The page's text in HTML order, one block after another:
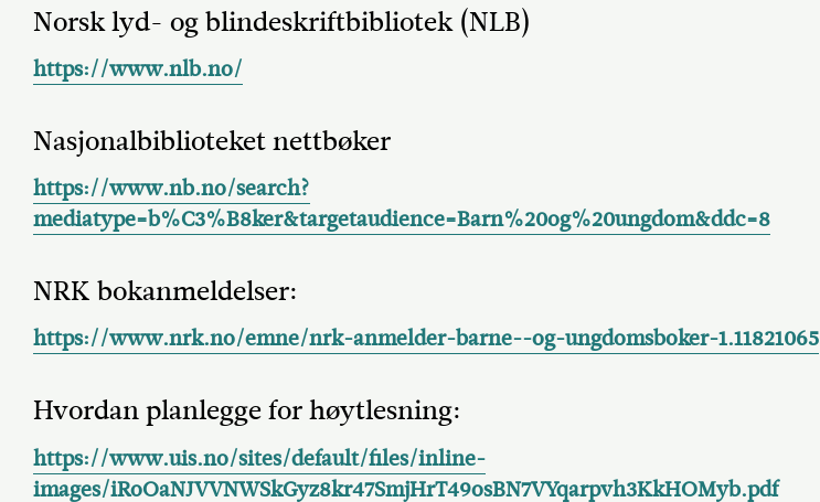
Norsk lyd- og blindeskriftbibliotek (NLB)
https://www.nlb.no/
Nasjonalbiblioteket nettbøker
https://www.nb.no/search?
mediatype=b%C3%B8ker&targetaudience=Barn%20og%20ungdom&ddc=8
NRK bokanmeldelser:
https://www.nrk.no/emne/nrk-anmelder-barne--og-ungdomsboker-1.11821065
Hvordan planlegge for høytlesning:
https://www.uis.no/sites/default/files/inline-
images/iRoOaNJVVNWSkGyz8kr47SmjHrT49osBN7VYqarpvh3KkHOMyb.pdf